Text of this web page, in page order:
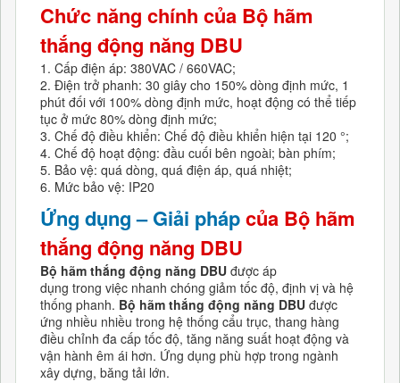
Chức năng chính của Bộ hãm
thắng động năng DBU
1. Cấp điện áp: 380VAC / 660VAC;
2. Điện trở phanh: 30 giây cho 150% dòng định mức, 1
phút đối với 100% dòng định mức, hoạt động có thể tiếp
tục ở mức 80% dòng định mức;
3. Chế độ điều khiển: Chế độ điều khiển hiện tại 120 °;
4. Chế độ hoạt động: đầu cuối bên ngoài; bàn phím;
5. Bảo vệ: quá dòng, quá điện áp, quá nhiệt;
6. Mức bảo vệ: IP20
Ứng dụng – Giải phápcủa Bộ hãm
thắng động năng DBU
Bộ hãm thắng động năng DBU được áp
dụng trong việc nhanh chóng giảm tốc độ, định vị và hệ
thống phanh. Bộ hãm thắng động năng DBU được
ứng nhiều nhiều trong hệ thống cẩu trục, thang hàng
điều chỉnh đa cấp tốc độ, tăng năng suất hoạt động và
vận hành êm ái hơn. Ứng dụng phù hợp trong ngành
xây dựng, băng tải lớn.